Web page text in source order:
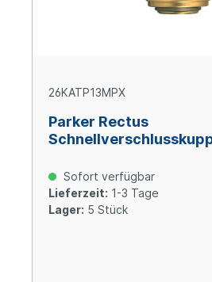
26KATP13MPX
Parker Rectus
Sofort verfügbar
Lieferzeit: 1-3 Tage
Lager: 5 Stück